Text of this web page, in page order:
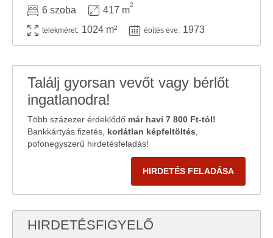
6 szoba 417 m
2
telekméret: 1024 m² építés éve: 1973
Találj gyorsan vevőt vagy bérlőt
ingatlanodra!
Több százezer érdeklődő már havi 7 800 Ft-tól!
Bankkártyás fizetés, korlátlan képfeltöltés
pofonegyszerű hirdetésfeladás!
HIRDETÉS FELADÁSA
HIRDETÉSFIGYELŐ